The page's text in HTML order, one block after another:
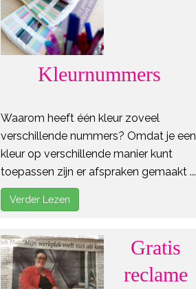
Kleurnummers
Waarom heeft één kleur zoveel
verschillende nummers? Omdat je een
kleur op verschillende manier kunt
toepassen zijn er afspraken gemaakt ...
Verder Lezen
Gratis
reclame